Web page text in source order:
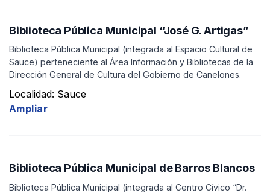
Biblioteca Pública Municipal “José G. Artigas”
Biblioteca Pública Municipal (integrada al Espacio Cultural de
Sauce) perteneciente al Área Información y Bibliotecas de la
Dirección General de Cultura del Gobierno de Canelones.
Localidad: Sauce
Ampliar
Biblioteca Pública Municipal de Barros Blancos
Biblioteca Pública Municipal (integrada al Centro Cívico “Dr.